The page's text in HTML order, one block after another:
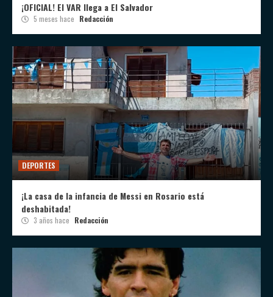
¡OFICIAL! El VAR llega a El Salvador
5 meses hace Redacción
DEPORTES
¡La casa de la infancia de Messi en Rosario está
deshabitada!
3 años hace Redacción